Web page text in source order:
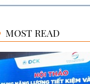
MOST READ